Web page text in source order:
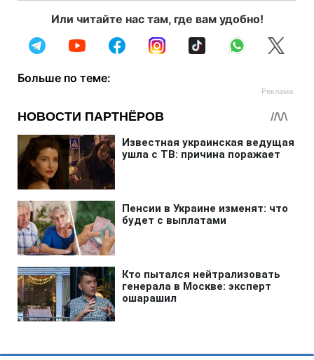
Или читайте нас там, где вам удобно!
Больше по теме: